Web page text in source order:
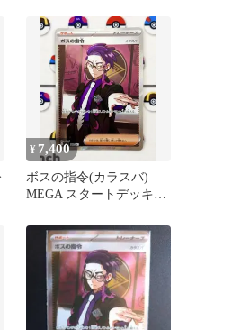
¥ 7,400
ボスの指令(カラスバ)
MEGA スタートデッキ
7…